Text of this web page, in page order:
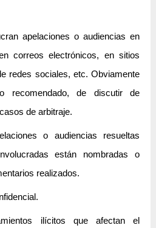
apelaciones o audiencias en
correos electrónicos, en sitios
redes sociales, etc. Obviamente
recomendado, de discutir de
de arbitraje.
o audiencias resueltas
están nombradas o
realizados.
ilícitos que afectan el